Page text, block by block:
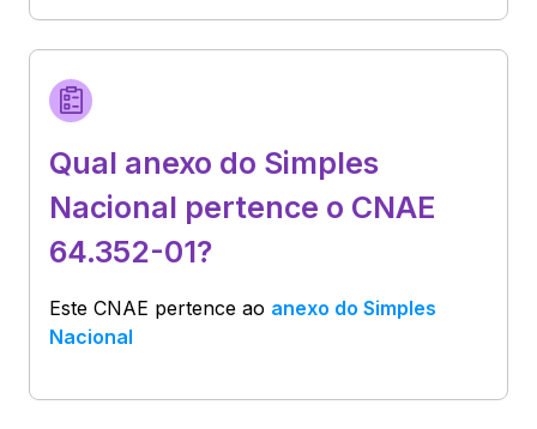
Qual anexo do Simples
Nacional pertence o CNAE
64.352-01?
Este CNAE pertence ao anexo do Simples
Nacional